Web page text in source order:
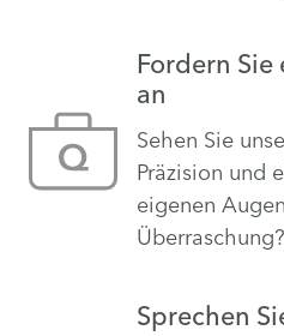
Fordern Sie
an
Sehen Sie
Präzision und
eigenen
Überraschung?
Sprechen